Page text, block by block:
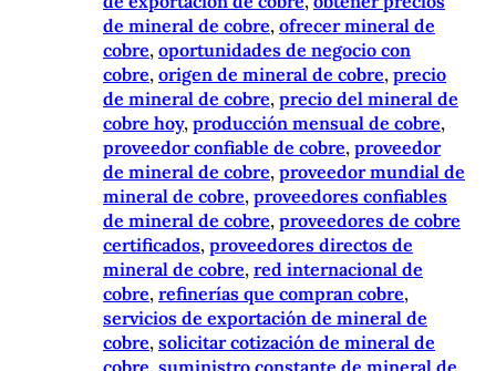
de mineral de cobre, ofrecer mineral de
cobre, oportunidades de negocio con
cobre, origen de mineral de cobre, precio
de mineral de cobre, precio del mineral de
cobre hoy, producción mensual de cobre
proveedor confiable de cobre, proveedor
de mineral de cobre, proveedor mundial de
mineral de cobre, proveedores confiables
de mineral de cobre, proveedores de cobre
certificados, proveedores directos de
mineral de cobre, red internacional de
cobre, refinerías que compran cobre
servicios de exportación de mineral de
cobre, solicitar cotización de mineral de